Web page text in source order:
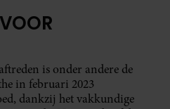
is onder andere de
in februari 2023
dankzij het vakkundige